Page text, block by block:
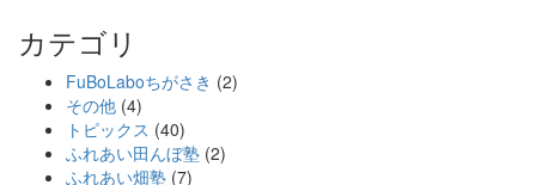
カテゴリ
FuBoLaboちがさき (2)
その他 (4)
トピックス (40)
ふれあい田んぼ塾 (2)
ふれあい畑塾 (7)